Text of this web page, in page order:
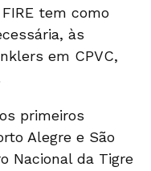
FIRE tem como
às
em CPVC,
primeiros
Alegre e São
Nacional da Tigre